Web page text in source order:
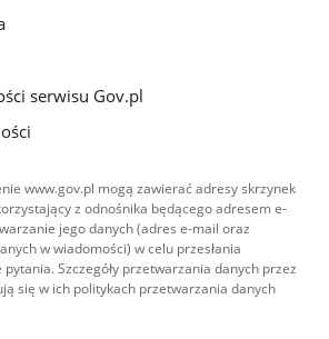
serwisu Gov.pl
www.gov.pl mogą zawierać adresy skrzynek
z odnośnika będącego adresem e-
jego danych (adres e-mail oraz
w wiadomości) w celu przesłania
Szczegóły przetwarzania danych przez
się w ich politykach przetwarzania danych